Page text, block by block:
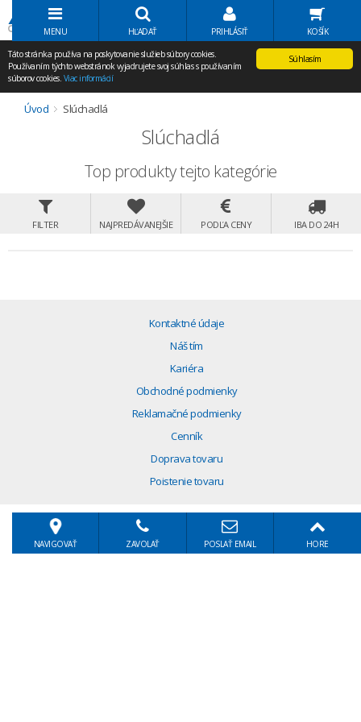
Volať Agem
MENU HĽADAŤ PRIHLÁSIŤ KOŠÍK
Súhlasím
Táto stránka používa na poskytovanie služieb súbory cookies.
Používaním týchto webstránok vyjadrujete svoj súhlas s používaním
súborov cookies. Viac informácií
Úvod Slúchadlá
Slúchadlá
Top produkty tejto kategórie
FILTER NAJPREDÁVANEJŠIE PODĽA CENY IBA DO 24H
Kontaktné údaje
Náš tím
Kariéra
Obchodné podmienky
Reklamačné podmienky
Cenník
Doprava tovaru
Poistenie tovaru
NAVIGOVAŤ ZAVOLAŤ POSLAŤ EMAIL HORE